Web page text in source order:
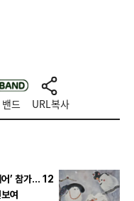
밴드 URL복사
어’ 참가… 12
여